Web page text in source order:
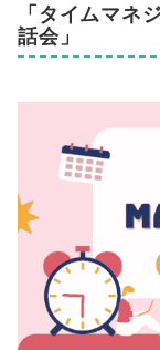
「タイムマネ
話会」